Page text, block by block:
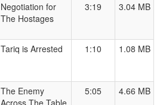
Negotiation for
The Hostages
3:19 3.04 MB
Tariq is Arrested 1:10 1.08 MB
The Enemy
Across The Table
5:05 4.66 MB